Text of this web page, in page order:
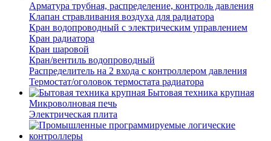
Арматура трубная, распределение, контроль давления
Клапан стравливания воздуха для радиатора
Кран водопроводный с электрическим управлением
Кран радиатора
Кран шаровой
Кран/вентиль водопроводный
Распределитель на 2 входа с контроллером давления
Термостат/оголовок термостата радиатора
Бытовая техника крупная
Микроволновая печь
Электрическая плита